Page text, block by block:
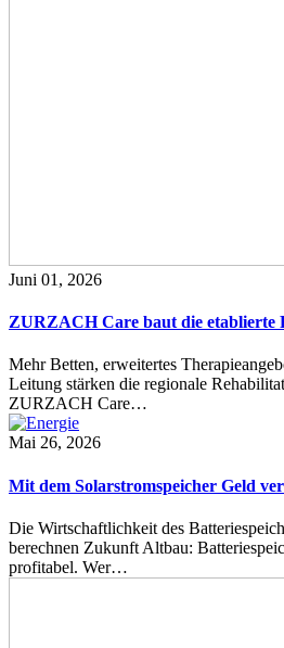
Juni 01, 2026
ZURZACH Care baut die etablierte
Mehr Betten, erweitertes
Leitung stärken die regionale
ZURZACH Care…
Mai 26, 2026
Mit dem Solarstromspeicher Geld
Die Wirtschaftlichkeit des
berechnen Zukunft Altbau:
profitabel. Wer…